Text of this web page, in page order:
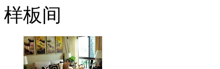
样板间